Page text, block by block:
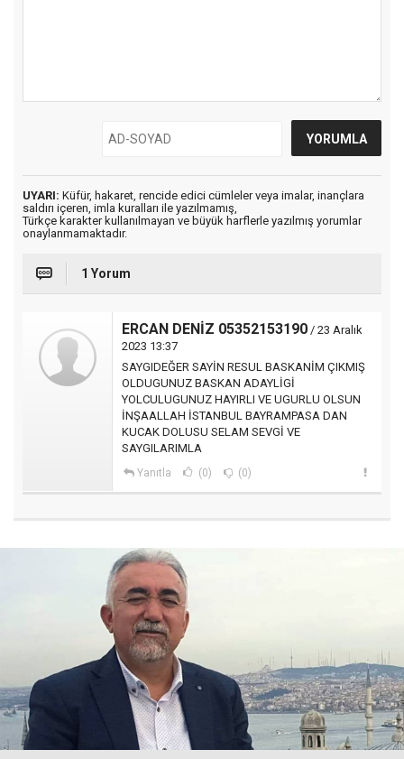
UYARI: Küfür, hakaret, rencide edici cümleler veya imalar, inançlara
saldırı içeren, imla kuralları ile yazılmamış,
Türkçe karakter kullanılmayan ve büyük harflerle yazılmış yorumlar
onaylanmamaktadır.
1 Yorum
ERCAN DENİZ 05352153190 / 23 Aralık
2023 13:37
SAYGIDEĞER SAYİN RESUL BASKANİM ÇIKMIŞ
OLDUGUNUZ BASKAN ADAYLİGİ
YOLCULUGUNUZ HAYIRLI VE UGURLU OLSUN
İNŞAALLAH İSTANBUL BAYRAMPASA DAN
KUCAK DOLUSU SELAM SEVGİ VE
SAYGILARIMLA
Yanıtla (0) (0)